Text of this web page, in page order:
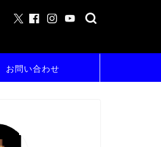
お問い合わせ